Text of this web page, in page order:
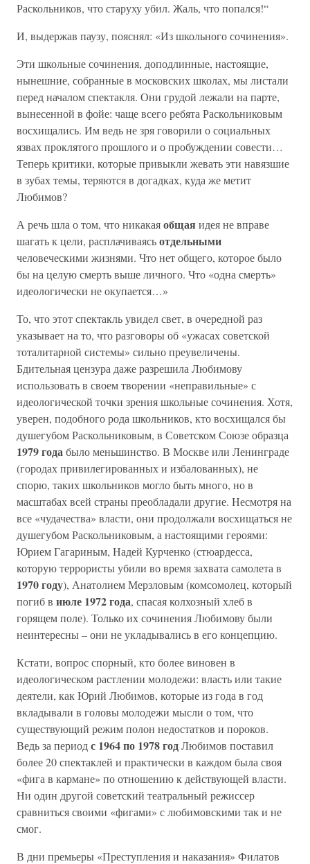
Раскольников, что старуху убил. Жаль, что попался!“
И, выдержав паузу, пояснял: «Из школьного сочинения».
Эти школьные сочинения, доподлинные, настоящие,
нынешние, собранные в московских школах, мы листали
перед началом спектакля. Они грудой лежали на парте,
вынесенной в фойе: чаще всего ребята Раскольниковым
восхищались. Им ведь не зря говорили о социальных
язвах проклятого прошлого и о пробуждении совести…
Теперь критики, которые привыкли жевать эти навязшие
в зубах темы, теряются в догадках, куда же метит
Любимов?
А речь шла о том, что никакаяобщая идея не вправе
шагать к цели, расплачиваясьотдельными
человеческими жизнями. Что нет общего, которое было
бы на целую смерть выше личного. Что «одна смерть»
идеологически не окупается…»
То, что этот спектакль увидел свет, в очередной раз
указывает на то, что разговоры об «ужасах советской
тоталитарной системы» сильно преувеличены.
Бдительная цензура даже разрешила Любимову
использовать в своем творении «неправильные» с
идеологической точки зрения школьные сочинения. Хотя,
уверен, подобного рода школьников, кто восхищался бы
душегубом Раскольниковым, в Советском Союзе образца
1979 годабыло меньшинство. В Москве или Ленинграде
(городах привилегированных и избалованных), не
спорю, таких школьников могло быть много, но в
масштабах всей страны преобладали другие. Несмотря на
все «чудачества» власти, они продолжали восхищаться не
душегубом Раскольниковым, а настоящими героями:
Юрием Гагариным, Надей Курченко (стюардесса,
которую террористы убили во время захвата самолета в
1970 году), Анатолием Мерзловым (комсомолец, который
погиб в июле 1972 года, спасая колхозный хлеб в
горящем поле). Только их сочинения Любимову были
неинтересны – они не укладывались в его концепцию.
Кстати, вопрос спорный, кто более виновен в
идеологическом растлении молодежи: власть или такие
деятели, как Юрий Любимов, которые из года в год
вкладывали в головы молодежи мысли о том, что
существующий режим полон недостатков и пороков.
Ведь за периодс 1964 по 1978 годЛюбимов поставил
более 20 спектаклей и практически в каждом была своя
«фига в кармане» по отношению к действующей власти.
Ни один другой советский театральный режиссер
сравниться своими «фигами» с любимовскими так и не
смог.
В дни премьеры «Преступления и наказания» Филатов